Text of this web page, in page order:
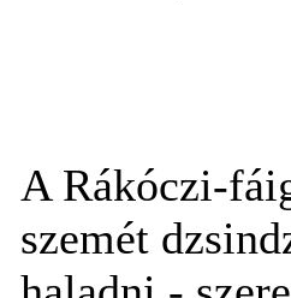
A Rákóczi-
szemét